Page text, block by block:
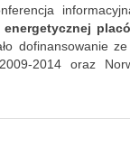
dofinansowanie
2014 oraz